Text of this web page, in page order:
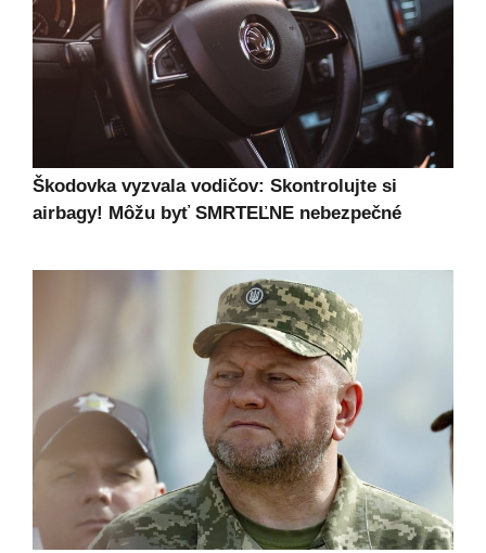
Škodovka vyzvala vodičov: Skontrolujte si
airbagy! Môžu byť SMRTEĽNE nebezpečné